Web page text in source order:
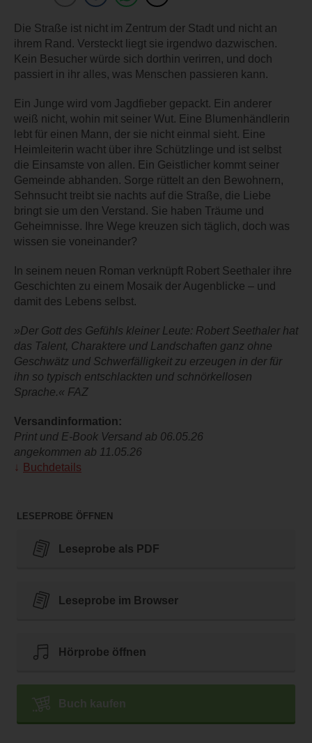
Die Straße ist nicht im Zentrum der Stadt und nicht an
ihrem Rand. Versteckt liegt sie irgendwo dazwischen.
Kein Besucher würde sich dorthin verirren, und doch
passiert in ihr alles, was Menschen passieren kann.
Ein Junge wird vom Jagdfieber gepackt. Ein anderer
weiß nicht, wohin mit seiner Wut. Eine Blumenhändlerin
lebt für einen Mann, der sie nicht einmal sieht. Eine
Heimleiterin wacht über ihre Schützlinge und ist selbst
die Einsamste von allen. Ein Geistlicher kommt seiner
Gemeinde abhanden. Sorge rüttelt an den Bewohnern,
Sehnsucht treibt sie nachts auf die Straße, die Liebe
bringt sie um den Verstand. Sie haben Träume und
Geheimnisse. Ihre Wege kreuzen sich täglich, doch was
wissen sie voneinander?
In seinem neuen Roman verknüpft Robert Seethaler ihre
Geschichten zu einem Mosaik der Augenblicke – und
damit des Lebens selbst.
»Der Gott des Gefühls kleiner Leute: Robert Seethaler hat
das Talent, Charaktere und Landschaften ganz ohne
Geschwätz und Schwerfälligkeit zu erzeugen in der für
ihn so typisch entschlackten und schnörkellosen
Sprache.« FAZ
Versandinformation:
Print und E-Book Versand ab 06.05.26
angekommen ab 11.05.26
Buchdetails
LESEPROBE ÖFFNEN
Leseprobe als PDF
Leseprobe im Browser
Hörprobe öffnen
Buch kaufen